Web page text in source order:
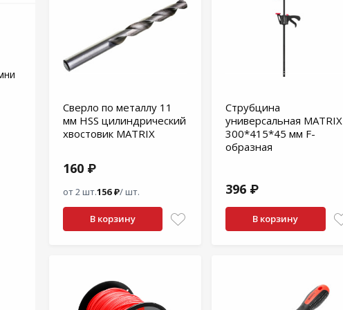
Сверло по металлу 11
мм HSS цилиндрический
хвостовик MATRIX
160 ₽
от 2 шт.156 ₽/ шт.
В корзину
Струбцина
универсальная MATRIX
300*415*45 мм F-
образная
396 ₽
В корзину